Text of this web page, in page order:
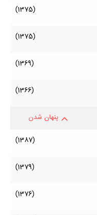
(1375)
(1375)
(1369)
(1366)
پنهان شدن
(1387)
(1379)
(1376)